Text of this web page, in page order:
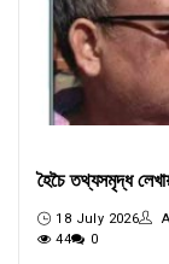
হৈচৈ তথ্যসমৃদ্ধ
18 July 2026
44
0